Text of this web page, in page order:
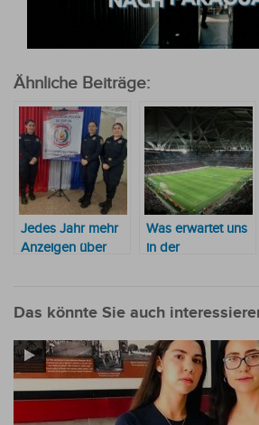
Ähnliche Beiträge:
Jedes Jahr mehr
Anzeigen über
Was erwartet uns
in der
Frühjahrssaison
Das könnte Sie auch